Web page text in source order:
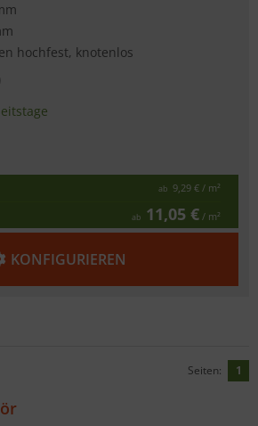
hochfest, knotenlos
ab 9,29 € / m²
ab 11,05 € / m²
KONFIGURIEREN
Seiten: 1